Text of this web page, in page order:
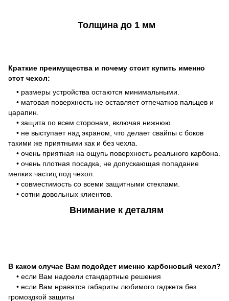
Толщина до 1 мм
Краткие преимущества и почему стоит купить именно
этот чехол:
• размеры устройства остаются минимальными.
• матовая поверхность не оставляет отпечатков пальцев и
царапин.
• защита по всем сторонам, включая нижнюю.
• не выступает над экраном, что делает свайпы с боков
такими же приятными как и без чехла.
• очень приятная на ощупь поверхность реального карбона.
• очень плотная посадка, не допускающая попадание
мелких частиц под чехол.
• совместимость со всеми защитными стеклами.
• сотни довольных клиентов.
Внимание к деталям
В каком случае Вам подойдет именно карбоновый чехол?
• если Вам надоели стандартные решения
• если Вам нравятся габариты любимого гаджета без
громоздкой защиты